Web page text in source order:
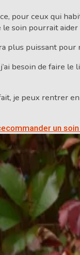
pour ceux qui
soin pourrait
plus puissant
j’ai besoin de
je peux rentrer
commander un